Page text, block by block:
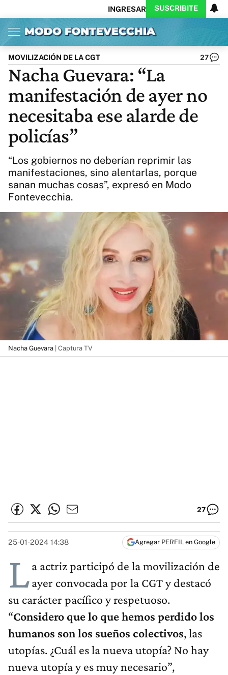
INGRESAR SUSCRIBITE
Inicio Ahora
Opinión
Política
Ciencia
Protagonistas
Cultura
Arte
Educación
Internacional
Clima
CARAS
Exitoina
Turismo
Videos
Córdoba
Reperfilar
Business
Exitoina
Diario del Juicio
Actualidad
MOVILIZACIÓN DE LA CGT 27
Nacha Guevara: “La
manifestación de ayer no
necesitaba ese alarde de
policías”
“Los gobiernos no deberían reprimir las
manifestaciones, sino alentarlas, porque
sanan muchas cosas”, expresó en Modo
Fontevecchia.
Nacha Guevara | Captura TV
27
25-01-2024 14:38 Agregar PERFIL en Google
La actriz participó de la movilización de
ayer convocada por la CGT y destacó
su carácter pacífico y respetuoso.
“Considero que lo que hemos perdido los
humanos son los sueños colectivos, las
utopías. ¿Cuál es la nueva utopía? No hay
nueva utopía y es muy necesario”,